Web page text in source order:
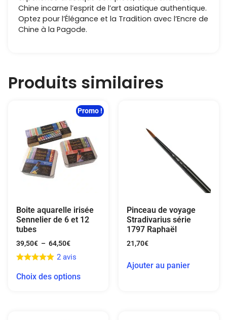
Chine incarne l’esprit de l’art asiatique authentique.
Optez pour l’Élégance et la Tradition avec l’Encre de
Chine à la Pagode.
Produits similaires
Promo !
Boite aquarelle irisée
Sennelier de 6 et 12
tubes
39,50€ – 64,50€
2 avis
Choix des options
Pinceau de voyage
Stradivarius série
1797 Raphaël
21,70€
Ajouter au panier